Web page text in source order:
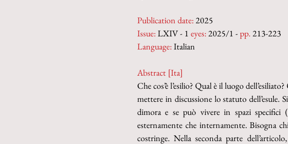
Publication date: 2025
Issue: LXIV - 1 eyes: 2025/1 - pp. 213-223
Language: Italian
Abstract [Ita]
Che cos’è l’esilio? Qual è il luogo
mettere in discussione lo statuto dell’esule.
dimora e se può vivere in spazi specifici
esternamente che internamente. Bisogna
costringe. Nella seconda parte